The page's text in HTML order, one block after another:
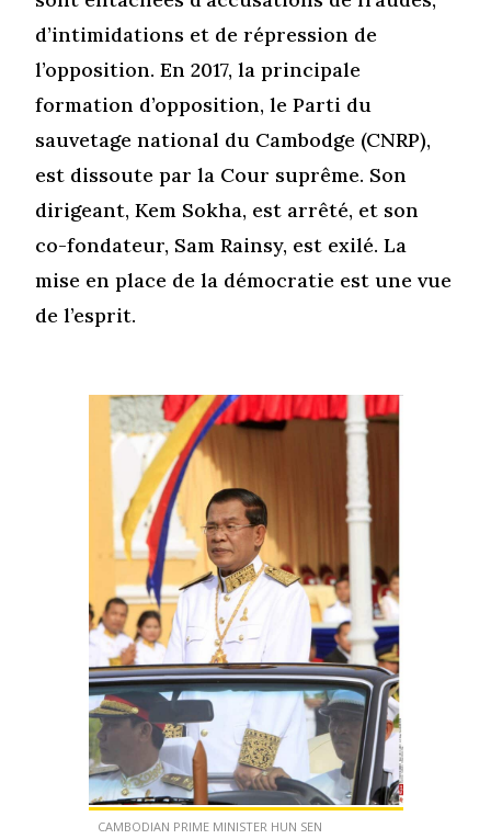
d’intimidations et de répression de
l’opposition. En 2017, la principale
formation d’opposition, le Parti du
sauvetage national du Cambodge (CNRP),
est dissoute par la Cour suprême. Son
dirigeant, Kem Sokha, est arrêté, et son
co-fondateur, Sam Rainsy, est exilé. La
mise en place de la démocratie est une vue
de l’esprit.
CAMBODIAN PRIME MINISTER HUN SEN